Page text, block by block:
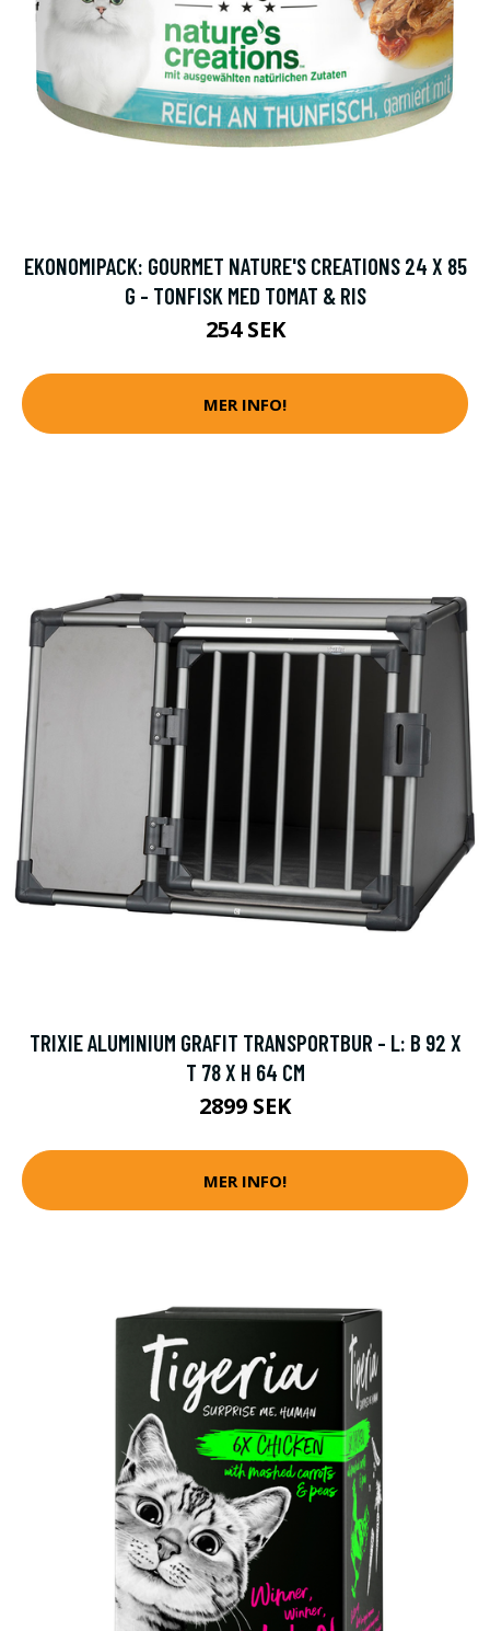
EKONOMIPACK: GOURMET NATURE'S CREATIONS 24 X 85
G - TONFISK MED TOMAT & RIS
254 SEK
MER INFO!
TRIXIE ALUMINIUM GRAFIT TRANSPORTBUR - L: B 92 X
T 78 X H 64 CM
2899 SEK
MER INFO!